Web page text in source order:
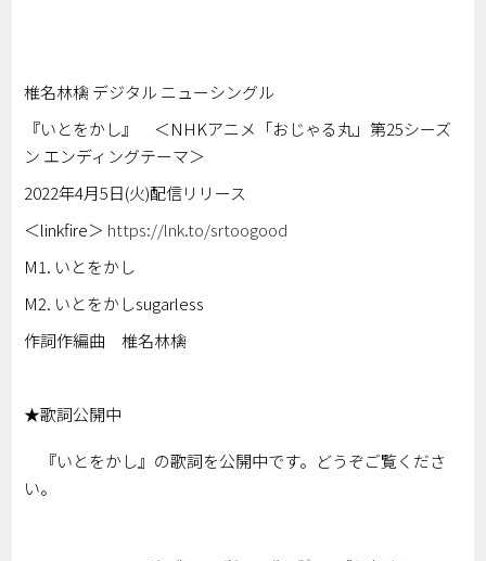
椎名林檎 デジタル ニューシングル
『いとをかし』
＜NHKアニメ「おじゃる丸」第25シーズ
ン エンディングテーマ＞
2022年4月5日(火)配信リリース
＜linkfire＞ https://lnk.to/srtoogood
M1. いとをかし
M2. いとをかしsugarless
作詞作編曲 椎名林檎
★歌詞公開中
『いとをかし』の歌詞を公開中です。どうぞご覧くださ
い。